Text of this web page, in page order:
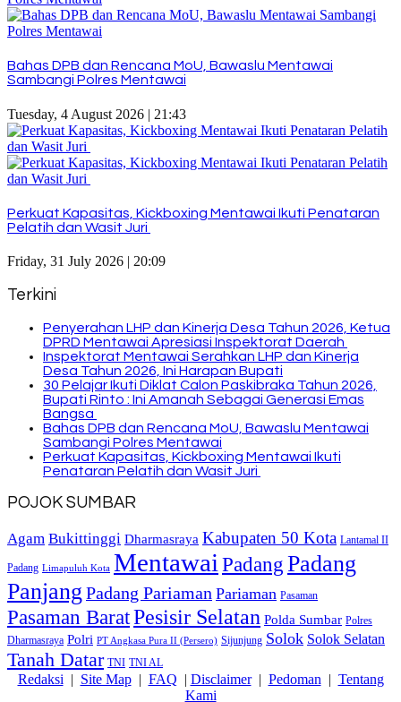
Bahas DPB dan Rencana MoU, Bawaslu Mentawai
Sambangi Polres Mentawai
Tuesday, 4 August 2026 | 21:43
Perkuat Kapasitas, Kickboxing Mentawai Ikuti Penataran
Pelatih dan Wasit Juri
Friday, 31 July 2026 | 20:09
Terkini
Penyerahan LHP dan Kinerja Desa Tahun 2026, Ketua
DPRD Mentawai Apresiasi Inspektorat Daerah
Inspektorat Mentawai Serahkan LHP dan Kinerja
Desa Tahun 2026, Ini Harapan Bupati
30 Pelajar Ikuti Diklat Calon Paskibraka Tahun 2026,
Bupati Rinto : Ini Amanah Sebagai Generasi Emas
Bangsa
Bahas DPB dan Rencana MoU, Bawaslu Mentawai
Sambangi Polres Mentawai
Perkuat Kapasitas, Kickboxing Mentawai Ikuti
Penataran Pelatih dan Wasit Juri
POJOK SUMBAR
Agam Bukittinggi Dharmasraya Kabupaten 50 Kota Lantamal II
Padang Limapuluh Kota Mentawai PadangPadang
Panjang Padang Pariaman Pariaman Pasaman
Pasaman BaratPesisir Selatan Polda Sumbar Polres
Dharmasraya Polri PT Angkasa Pura II (Persero) Sijunjung Solok Solok Selatan
Tanah Datar TNI TNI AL
Redaksi | Site Map| FAQ | Disclaimer| Pedoman | Tentang
Kami